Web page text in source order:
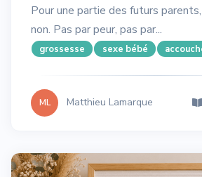
Pour une partie des futurs
non. Pas par peur, pas par...
grossesse sexe bébé
ML Matthieu Lamarque